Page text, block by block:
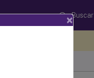
Buscar
×